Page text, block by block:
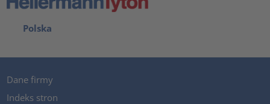
Polska
Dane firmy
Indeks stron